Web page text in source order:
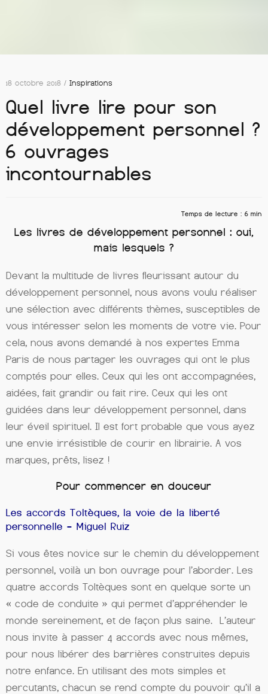
18 octobre 2018 / Inspirations
Quel livre lire pour son
développement personnel ?
6 ouvrages
incontournables
Temps de lecture : 6 min
Les livres de développement personnel : oui,
mais lesquels ?
Devant la multitude de livres fleurissant autour du
développement personnel, nous avons voulu réaliser
une sélection avec différents thèmes, susceptibles de
vous intéresser selon les moments de votre vie. Pour
cela, nous avons demandé à nos expertes Emma
Paris de nous partager les ouvrages qui ont le plus
comptés pour elles. Ceux qui les ont accompagnées,
aidées, fait grandir ou fait rire. Ceux qui les ont
guidées dans leur développement personnel, dans
leur éveil spirituel. Il est fort probable que vous ayez
une envie irrésistible de courir en librairie. A vos
marques, prêts, lisez !
Pour commencer en douceur
Les accords Toltèques, la voie de la liberté
personnelle – Miguel Ruiz
Si vous êtes novice sur le chemin du développement
personnel, voilà un bon ouvrage pour l’aborder. Les
quatre accords Toltèques sont en quelque sorte un
« code de conduite » qui permet d’appréhender le
monde sereinement, et de façon plus saine. L’auteur
nous invite à passer 4 accords avec nous mêmes,
pour nous libérer des barrières construites depuis
notre enfance. En utilisant des mots simples et
percutants, chacun se rend compte du pouvoir qu’il a